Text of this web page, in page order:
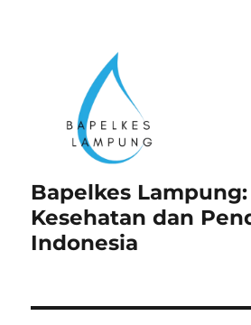
Bapelkes
Kesehatan dan
Indonesia